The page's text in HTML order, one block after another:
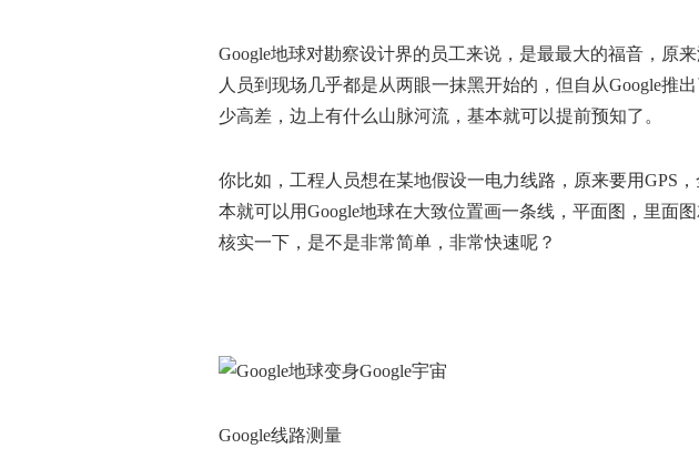
Google地球对勘察设计界的员工来说，是最最大的福音，原
人员到现场几乎都是从两眼一抹黑开始的，但自从Google推
少高差，边上有什么山脉河流，基本就可以提前预知了。
你比如，工程人员想在某地假设一电力线路，原来要用GPS
本就可以用Google地球在大致位置画一条线，平面图，里面
核实一下，是不是非常简单，非常快速呢？
Google线路测量